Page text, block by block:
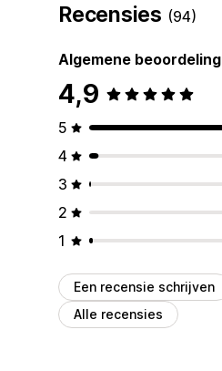
Recensies (94)
Algemene beoordeling
4,9
5
4
3
2
1
Een recensie schrijven
Alle recensies